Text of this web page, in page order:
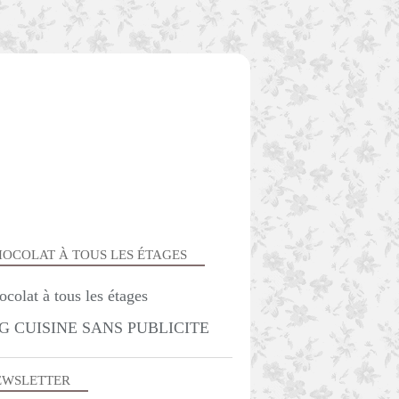
SANS VIANDE
À TOUS LES ÉTAGES
CUISINE SANS PUBLICITE